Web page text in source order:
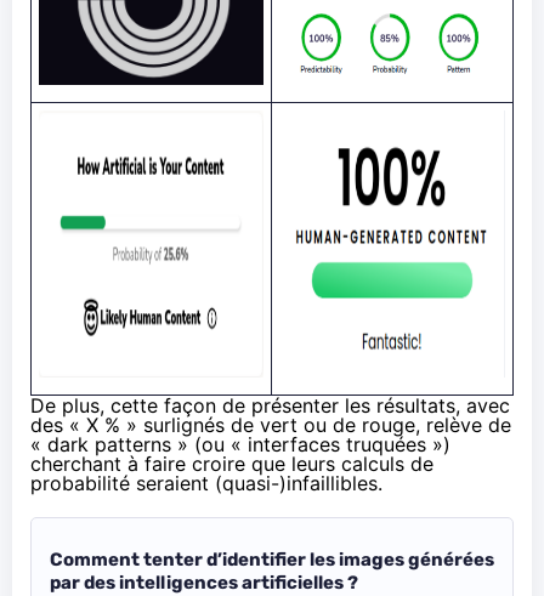
De plus, cette façon de présenter les résultats, avec
des « X % » surlignés de vert ou de rouge, relève de
« dark patterns » (ou « interfaces truquées »)
cherchant à faire croire que leurs calculs de
probabilité seraient (quasi-)infaillibles.
Comment tenter d’identifier les images générées
par des intelligences artificielles ?